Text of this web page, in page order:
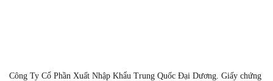
Công Ty Cổ Phần Xuất Nhập Khẩu Trung Quốc Đại Dương. Giấy chứng